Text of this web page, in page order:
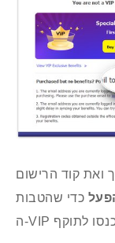
ואת קוד הרישום
כדי שהטבות